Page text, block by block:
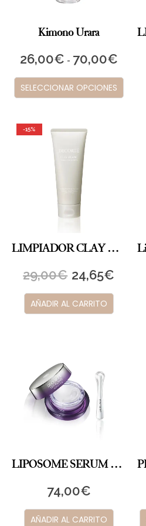
Kimono Urara
26,00€ - 70,00€
SELECCIONAR OPCIONES
-15%
LIMPIADOR CLAY BLANC HERBAL CONCENTRATE
29,00€ 24,65€
AÑADIR AL CARRITO
LIPOSOME SERUM REPARADOR LABIAL
74,00€
AÑADIR AL CARRITO